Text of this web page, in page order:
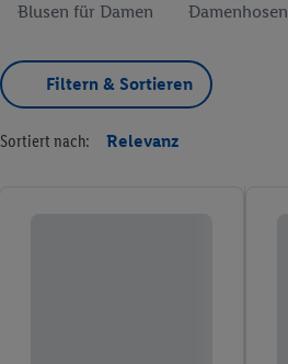
Blusen für Damen Damenhosen
Filtern & Sortieren
Sortiert nach: Relevanz